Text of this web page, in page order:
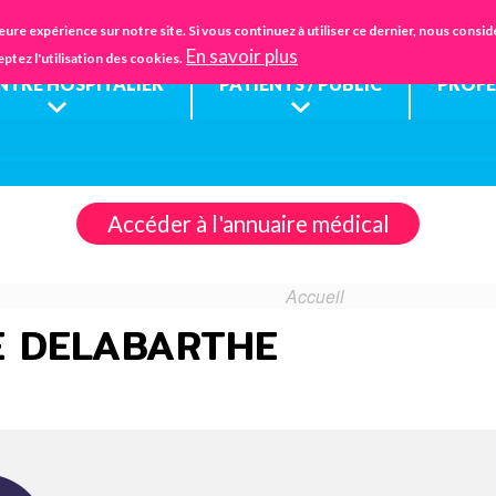
expérience sur notre site. Si vous continuez à utiliser ce dernier, nous
l'utilisation des cookies. En savoir plus
au
principal
IFSANTÉ CHARTRES EHPAD
HOSPITALIER PATIENTS / PUBLIC
Accéder à l'annuaire médical
Accueil
DELABARTHE